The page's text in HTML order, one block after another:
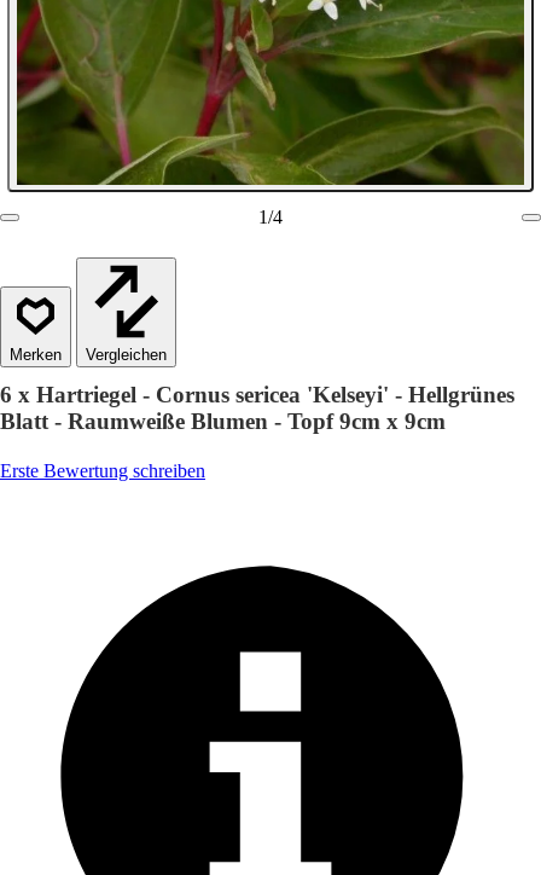
1/4
Vergleichen
6 x Hartriegel - Cornus sericea 'Kelseyi' - Hellgrünes
Blatt - Raumweiße Blumen - Topf 9cm x 9cm
Erste Bewertung schreiben